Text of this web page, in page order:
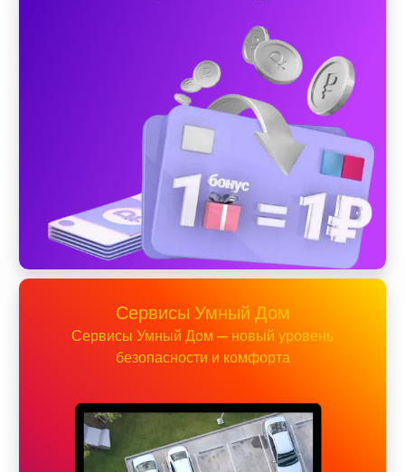
Сервисы Умный Дом
Сервисы Умный Дом — новый уровень
безопасности и комфорта